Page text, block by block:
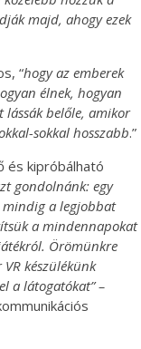
majd, ahogy ezek
“hogy az emberek
élnek, hogyan
lássák belőle, amikor
sokkal hosszabb.”
és kipróbálható
gondolnánk: egy
mindig a legjobbat
a mindennapokat
Örömünkre
készülékünk
a látogatókat” –